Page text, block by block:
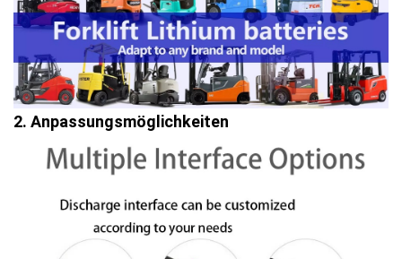
2. Anpassungsmöglichkeiten